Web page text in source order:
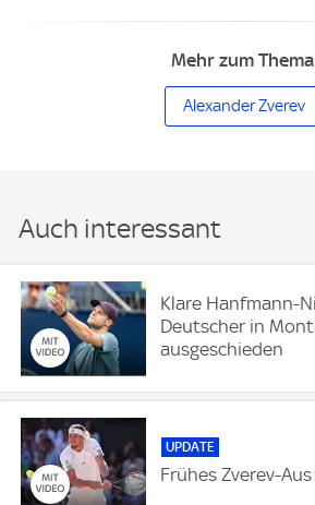
Mehr zum
Alexander Zverev
Auch interessant
Klare Hanfmann-
Deutscher in
ausgeschieden
UPDATE
Frühes Zverev-